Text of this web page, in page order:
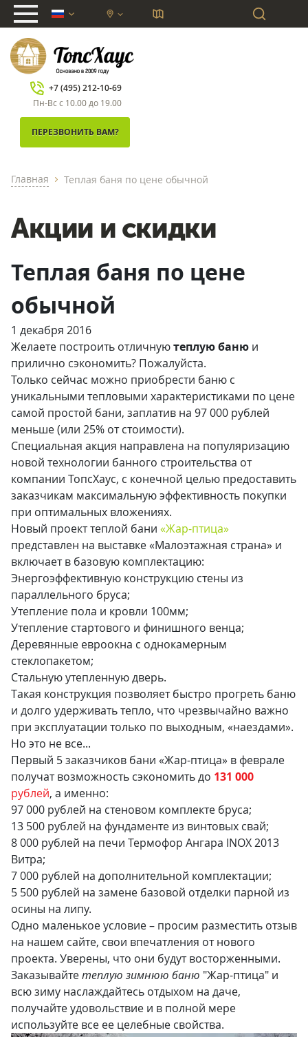
chevron_down
+7 (495) 212-10-69
Пн-Вс с 10.00 до 19.00
ПЕРЕЗВОНИТЬ ВАМ?
Главная chevron_right Теплая баня по цене обычной
Акции и скидки
Теплая баня по цене
обычной
1 декабря 2016
Желаете построить отличнуютеплую баню и
прилично сэкономить? Пожалуйста.
Только сейчас можно приобрести баню с
уникальными тепловыми характеристиками по цене
самой простой бани, заплатив на 97 000 рублей
меньше (или 25% от стоимости).
Специальная акция направлена на популяризацию
новой технологии банного строительства от
компании ТопсХаус, с конечной целью предоставить
заказчикам максимальную эффективность покупки
при оптимальных вложениях.
Новый проект теплой бани «Жар-птица»
представлен на выставке «Малоэтажная страна» и
включает в базовую комплектацию:
Энергоэффективную конструкцию стены из
параллельного бруса;
Утепление пола и кровли 100мм;
Утепление стартового и финишного венца;
Деревянные евроокна с однокамерным
стеклопакетом;
Стальную утепленную дверь.
Такая конструкция позволяет быстро прогреть баню
и долго удерживать тепло, что чрезвычайно важно
при эксплуатации только по выходным, «наездами».
Но это не все...
Первый 5 заказчиков бани «Жар-птица» в феврале
получат возможность сэкономить до 131 000
рублей, а именно:
97 000 рублей на стеновом комплекте бруса;
13 500 рублей на фундаменте из винтовых свай;
8 000 рублей на печи Термофор Ангара INOX 2013
Витра;
7 000 рублей на дополнительной комплектации;
5 500 рублей на замене базовой отделки парной из
осины на липу.
Одно маленькое условие – просим разместить отзыв
на нашем сайте, свои впечатления от нового
проекта. Уверены, что они будут восторженными.
Заказывайтетеплую зимнюю баню "Жар-птица" и
всю зиму наслаждайтесь отдыхом на даче,
получайте удовольствие и в полной мере
используйте все ее целебные свойства.